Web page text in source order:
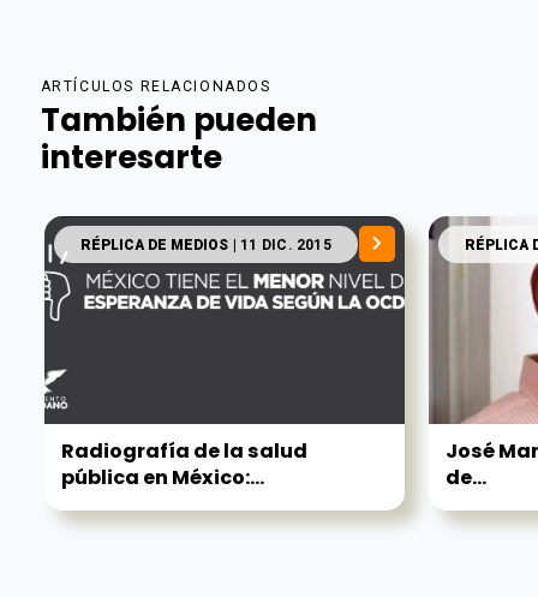
ARTÍCULOS RELACIONADOS
También pueden
interesarte
RÉPLICA DE MEDIOS | 11 DIC. 2015
Radiografía de la salud
pública en México:...
RÉPLICA
José
de...